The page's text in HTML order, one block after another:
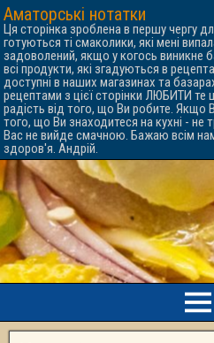
Аматорські нотатки
Ця сторінка зроблена в першу чергу
готуються ті смаколики, які мені
задоволений, якщо у когось виникне
всі продукти, які згадуються в
доступні в наших магазинах та
рецептами з цієї сторінки ЛЮБИТИ те
радість від того, що Ви робите. Якщо
того, що Ви знаходитеся на кухні - не
Вас не вийде смачною. Бажаю всім
здоров'я. Андрій.